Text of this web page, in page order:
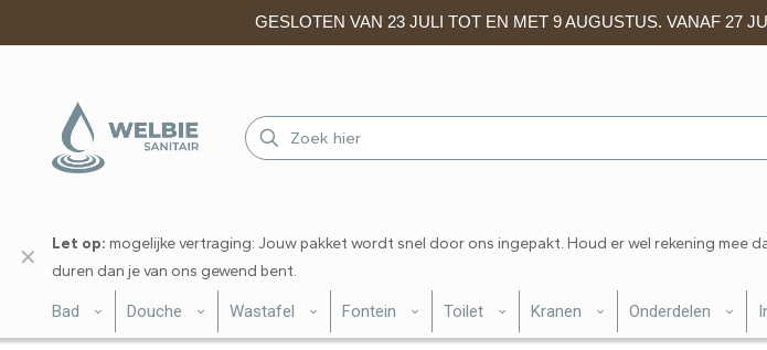
GESLOTEN VAN 23 JULI TOT EN MET 9 AUGUSTUS. VANAF 27
Let op: mogelijke vertraging: Jouw pakket wordt snel door ons ingepakt. Houd er wel rekening
duren dan je van ons gewend bent.
✕
Bad Douche Wastafel Fontein Toilet Kranen Onderdelen